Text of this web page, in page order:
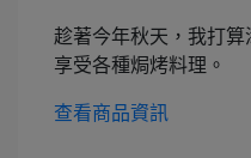
趁著今年秋天，我打算
享受各種焗烤料理。
查看商品資訊